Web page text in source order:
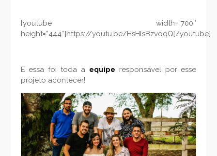
[youtube width=”700″
height=”444″]https://youtu.be/HsHlsBzvoqQ[/youtube]
E essa foi toda a equipe responsável por esse
projeto acontecer!